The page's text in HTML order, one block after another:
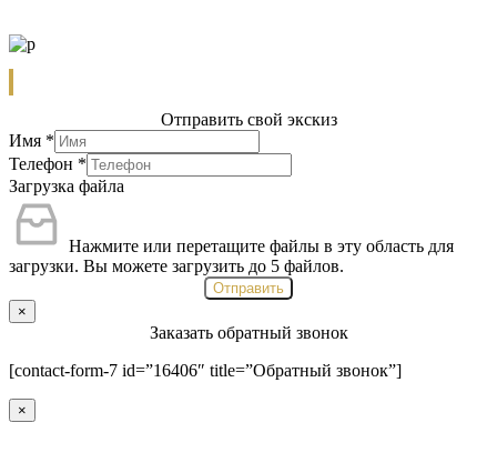
Отправить свой экскиз
Имя *
Телефон *
Загрузка файла
Нажмите или перетащите файлы в эту область для
загрузки. Вы можете загрузить до 5 файлов.
Отправить
×
Заказать обратный звонок
[contact-form-7 id=”16406″ title=”Обратный звонок”]
×